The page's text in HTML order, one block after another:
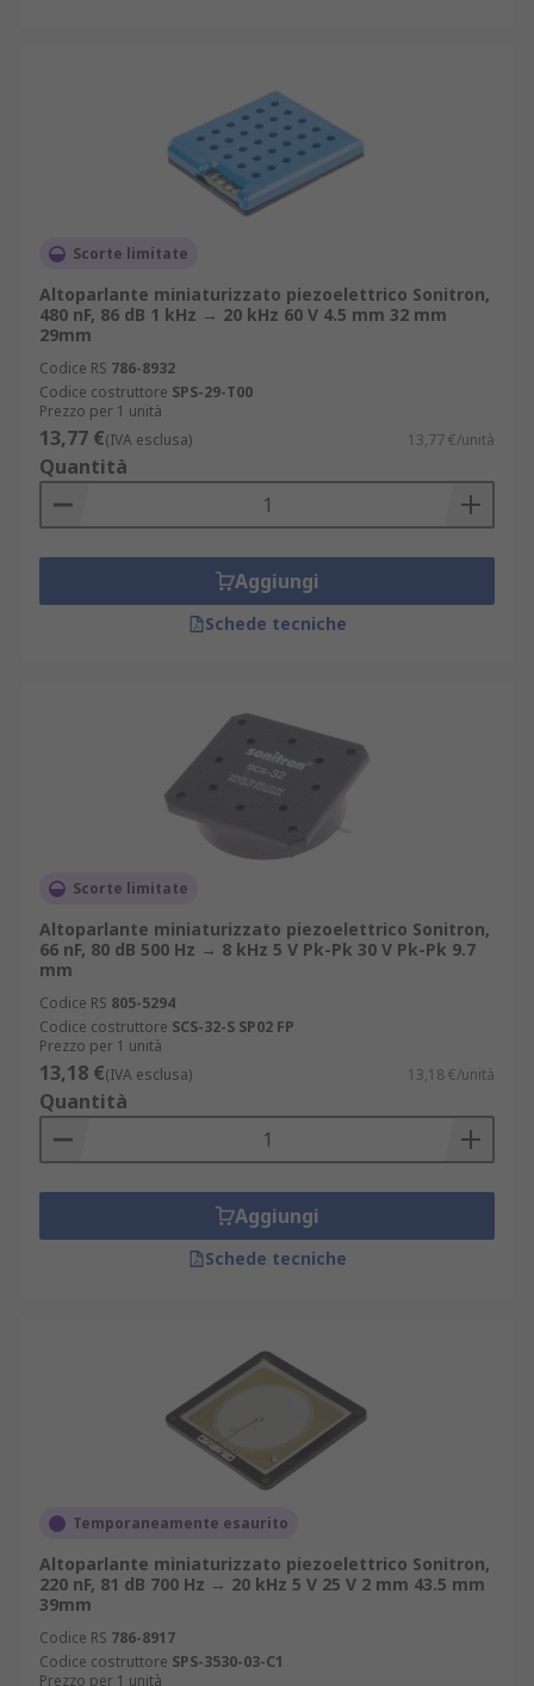
Scorte limitate
Altoparlante miniaturizzato piezoelettrico Sonitron,
480 nF, 86 dB 1 kHz → 20 kHz 60 V 4.5 mm 32 mm
29mm
Codice RS 786-8932
Codice costruttore SPS-29-T00
Prezzo per 1 unità
13,77 €(IVA esclusa) 13,77 €/unità
Quantità
Aggiungi
Schede tecniche
Scorte limitate
Altoparlante miniaturizzato piezoelettrico Sonitron,
66 nF, 80 dB 500 Hz → 8 kHz 5 V Pk-Pk 30 V Pk-Pk 9.7
mm
Codice RS 805-5294
Codice costruttore SCS-32-S SP02 FP
Prezzo per 1 unità
13,18 €(IVA esclusa) 13,18 €/unità
Quantità
Aggiungi
Schede tecniche
Temporaneamente esaurito
Altoparlante miniaturizzato piezoelettrico Sonitron,
220 nF, 81 dB 700 Hz → 20 kHz 5 V 25 V 2 mm 43.5 mm
39mm
Codice RS 786-8917
Codice costruttore SPS-3530-03-C1
Prezzo per 1 unità